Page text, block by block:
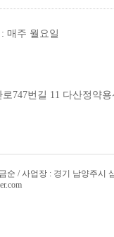
매주 월요일
747번길 11 다산정약용
순 / 사업장 : 경기 남양주시